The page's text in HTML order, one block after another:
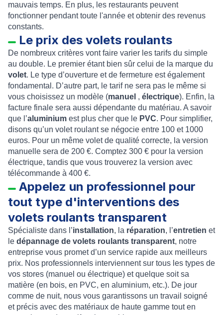
mauvais temps. En plus, les restaurants peuvent
fonctionner pendant toute l'année et obtenir des revenus
constants.
Le prix des volets roulants
De nombreux critères vont faire varier les tarifs du simple
au double. Le premier étant bien sûr celui de la marque du
volet. Le type d’ouverture et de fermeture est également
fondamental. D’autre part, le tarif ne sera pas le même si
vous choisissez un modèle (manuel , électrique). Enfin, la
facture finale sera aussi dépendante du matériau. A savoir
que l’aluminium est plus cher que le PVC. Pour simplifier,
disons qu’un volet roulant se négocie entre 100 et 1000
euros. Pour un même volet de qualité correcte, la version
manuelle sera de 200 €. Comptez 300 € pour la version
électrique, tandis que vous trouverez la version avec
télécommande à 400 €.
Appelez un professionnel pour
tout type d'interventions des
volets roulants transparent
Spécialiste dans l’installation, la réparation, l’entretien et
le dépannage de volets roulants transparent, notre
entreprise vous promet d’un service rapide aux meilleurs
prix. Nos professionnels interviennent sur tous les types de
vos stores (manuel ou électrique) et quelque soit sa
matière (en bois, en PVC, en aluminium, etc.). De jour
comme de nuit, nous vous garantissons un travail soigné
et précis avec des matériaux de haute gamme tout en